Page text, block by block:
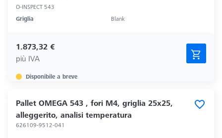
O-INSPECT 543
Griglia
Blank
1.873,32 €
più IVA
Disponibile a breve
Pallet OMEGA 543 , fori M4, griglia 25x25,
alleggerito, analisi temperatura
626109-9512-041